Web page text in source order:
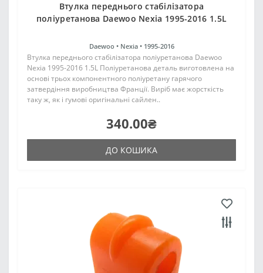
Втулка переднього стабілізатора
поліуретанова Daewoo Nexia 1995-2016 1.5L
Daewoo • Nexia • 1995-2016
Втулка переднього стабілізатора поліуретанова Daewoo
Nexia 1995-2016 1.5L Поліуретанова деталь виготовлена на
основі трьох компонентного поліуретану гарячого
затвердіння виробництва Франції. Виріб має жорсткість
таку ж, як і гумові оригінальні сайлен..
340.00₴
ДО КОШИКА